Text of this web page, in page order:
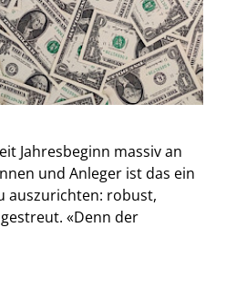
Jahresbeginn massiv an
und Anleger ist das ein
auszurichten: robust,
«Denn der